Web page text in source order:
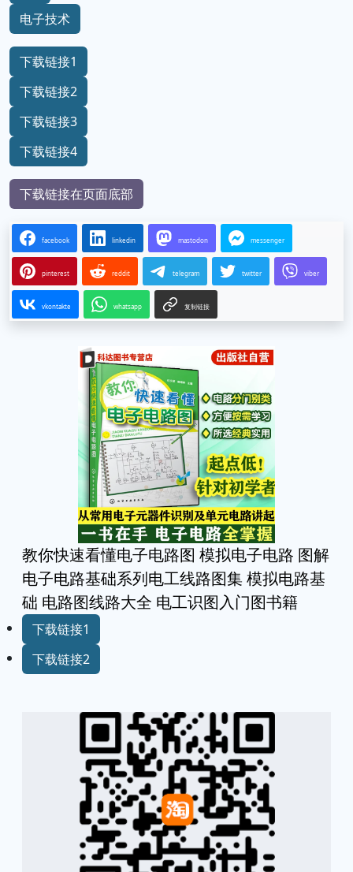
电子技术
下载链接1
下载链接2
下载链接3
下载链接4
下载链接在页面底部
facebook linkedin mastodon messenger
pinterest reddit telegram twitter viber
vkontakte whatsapp 复制链接
教你快速看懂电子电路图 模拟电子电路 图解
电子电路基础系列电工线路图集 模拟电路基
础 电路图线路大全 电工识图入门图书籍
下载链接1
下载链接2